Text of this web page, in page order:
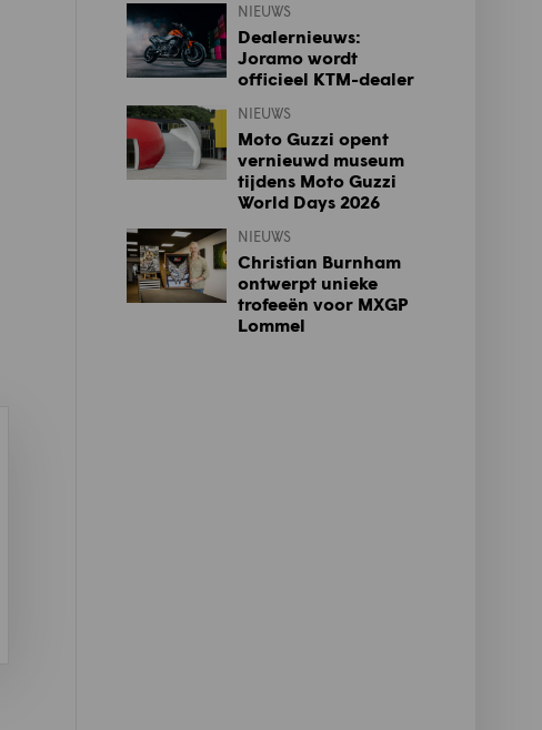
NIEUWS
Dealernieuws:
Joramo wordt
officieel KTM-dealer
NIEUWS
Moto Guzzi opent
vernieuwd museum
tijdens Moto Guzzi
World Days 2026
NIEUWS
Christian Burnham
ontwerpt unieke
trofeeën voor MXGP
Lommel